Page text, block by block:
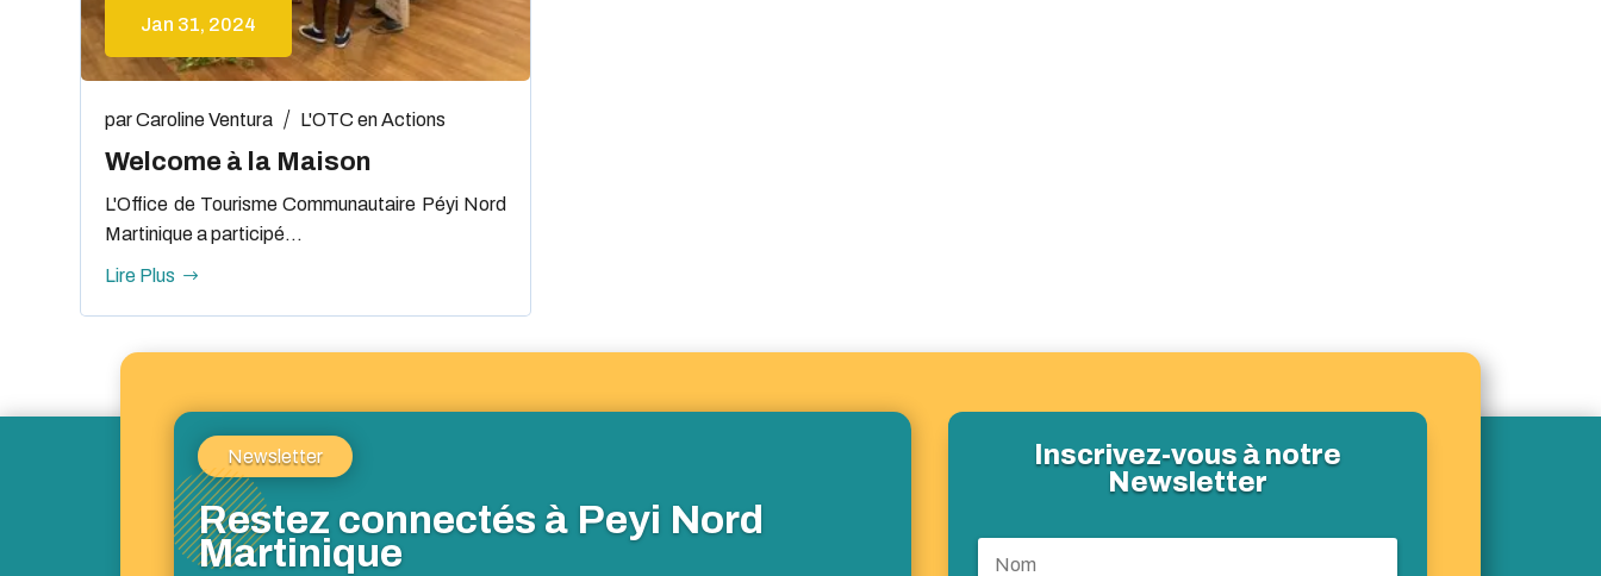
Jan 31, 2024
Welcome à la Maison
parCaroline Ventura L'OTC en Actions
L'Office de Tourisme Communautaire Péyi Nord
Martinique a participé...
Lire Plus
Newsletter
Restez connectés à Peyi Nord
Martinique
Inscrivez-vous à notre
Newsletter